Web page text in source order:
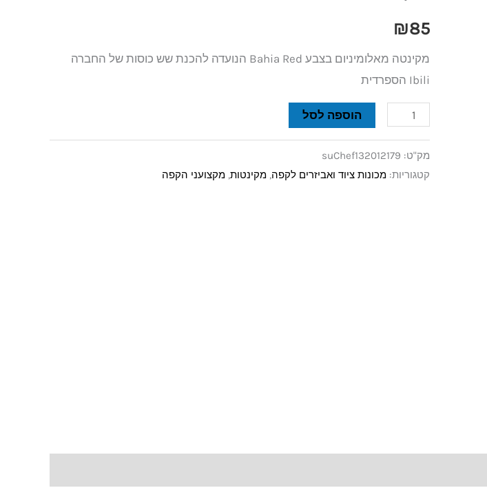
₪85
מקינטה מאלומיניום בצבע Bahia Red הנועדה להכנת שש כוסות של החברה
Ibili הספרדית
|
Red
הוספה לסל
מק"ט: suChef132012179
קטגוריות: מכונות ציוד ואביזרים לקפה, מקינטות, מקצועני הקפה